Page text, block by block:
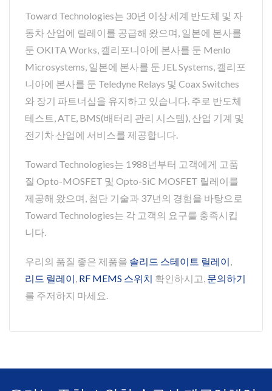
Toward Technologies는 30년 이상 세계 반도체 및 자
동차 산업에 릴레이를 공급해 왔으며, 일본에 본사를
둔 OKITA Works, 캘리포니아에 본사를 둔 Menlo
Microsystems, 일본에 본사를 둔 JEL Systems, 캘리포
니아에 본사를 둔 Teledyne Relays 및 Coax Switches
와 장기 파트너십을 유지하고 있습니다. 주로 반도체
테스트, ATE, BMS(배터리 관리 시스템), 산업 기계 및
전기차 산업에 서비스를 제공합니다.
Toward Technologies는 1988년부터 고객에게 고품
질 Opto-MOSFET 및 Opto-SiC MOSFET 릴레이를
제공해 왔으며, 첨단 기술과 37년의 경험을 바탕으로
Toward Technologies는 각 고객의 요구를 충족시킵
니다.
우리의 품질 좋은 제품을 솔리드 스테이트 릴레이,
리드 릴레이, RF MEMS 스위치 확인하시고, 문의하기
를 주저하지 마세요.